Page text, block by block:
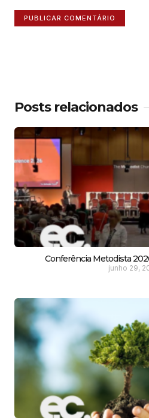
Posts relacionados
Conferência Metodista
junho 29,